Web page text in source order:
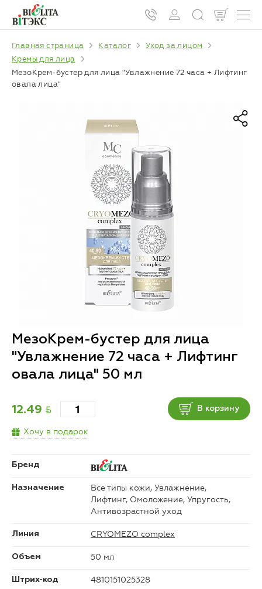
Главная страница Каталог
Уход за лицом
Кремы для лица
МезоКрем-бустер для лица "Увлажнение 72 часа + Лифтинг
овала лица"
МезоКрем-бустер для лица
"Увлажнение 72 часа + Лифтинг
овала лица" 50 мл
12.49 BYN В корзину
Хочу в подарок
Бренд
Назначение
Все типы кожи, Увлажнение,
Лифтинг, Омоложение, Упругость,
Антивозрастной уход
Линия CRYOMEZO complex
Объем 50 мл
Штрих-код 4810151025328